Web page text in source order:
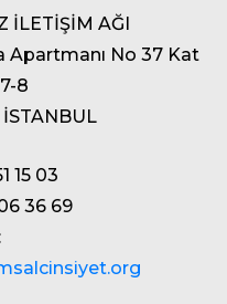
İLETİŞİM AĞI
Apartmanı No 37 Kat
8
15 03
36 69